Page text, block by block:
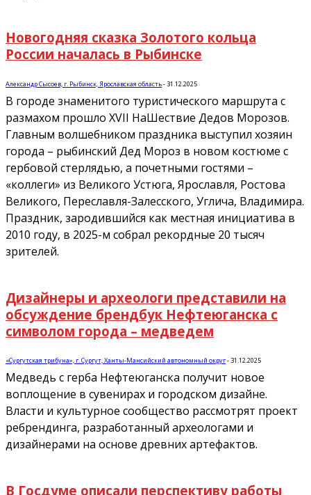
Новогодняя сказка Золотого кольца
России началась в Рыбинске
Александр Сысоев, г. Рыбинск, Ярославская область- 31.12.2025
В городе знаменитого туристического маршрута с
размахом прошло XVII НаШествие Дедов Морозов.
Главным волшебником праздника выступил хозяин
города – рыбинский Дед Мороз в новом костюме с
гербовой стерлядью, а почетными гостями –
«коллеги» из Великого Устюга, Ярославля, Ростова
Великого, Переславля-Залесского, Углича, Владимира.
Праздник, зародившийся как местная инициатива в
2010 году, в 2025-м собрал рекордные 20 тысяч
зрителей.
Дизайнеры и археологи представили на
обсуждение брендбук Нефтеюганска с
символом города – медведем
«Сургутская трибуна», г. Сургут, Ханты-Мансийский автономный округ- 31.12.2025
Медведь с герба Нефтеюганска получит новое
воплощение в сувенирах и городском дизайне.
Власти и культурное сообщество рассмотрят проект
ребрендинга, разработанный археологами и
дизайнерами на основе древних артефактов.
В Госдуме описали перспективу работы